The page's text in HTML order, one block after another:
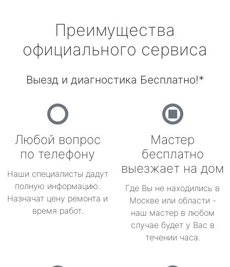
Преимущества
официального сервиса
Выезд и диагностика Бесплатно!*
Любой вопрос
по телефону
Наши специалисты дадут
полную информацию.
Назначат цену ремонта и
время работ.
Мастер
бесплатно
выезжает на дом
Где Вы не находились в
Москве или области -
наш мастер в любом
случае будет у Вас в
течении часа.